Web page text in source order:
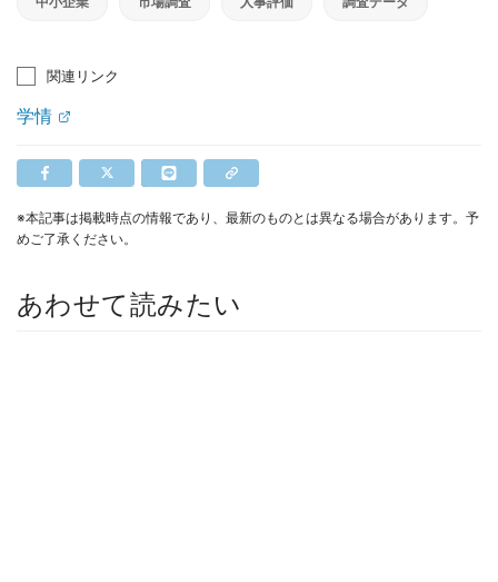
関連リンク
学情
※本記事は掲載時点の情報であり、最新のものとは異なる場合があります。予
めご了承ください。
あわせて読みたい